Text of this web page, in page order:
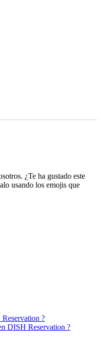
¿Te ha gustado este
usando los emojis que
?
DISH Reservation ?